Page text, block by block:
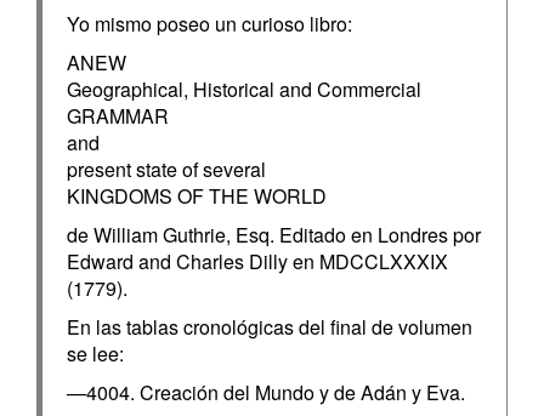
Yo mismo poseo un curioso libro:
ANEW
Geographical, Historical and Commercial
GRAMMAR
and
present state of several
KINGDOMS OF THE WORLD
de William Guthrie, Esq. Editado en Londres por
Edward and Charles Dilly en MDCCLXXXIX
(1779).
En las tablas cronológicas del final de volumen
se lee:
—4004. Creación del Mundo y de Adán y Eva.